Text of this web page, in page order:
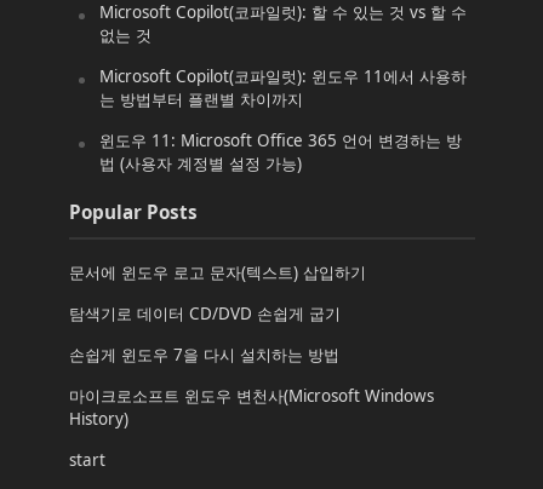
Microsoft Copilot(코파일럿): 할 수 있는 것 vs 할 수
없는 것
Microsoft Copilot(코파일럿): 윈도우 11에서 사용하
는 방법부터 플랜별 차이까지
윈도우 11: Microsoft Office 365 언어 변경하는 방
법 (사용자 계정별 설정 가능)
Popular Posts
문서에 윈도우 로고 문자(텍스트) 삽입하기
탐색기로 데이터 CD/DVD 손쉽게 굽기
손쉽게 윈도우 7을 다시 설치하는 방법
마이크로소프트 윈도우 변천사(Microsoft Windows
History)
start